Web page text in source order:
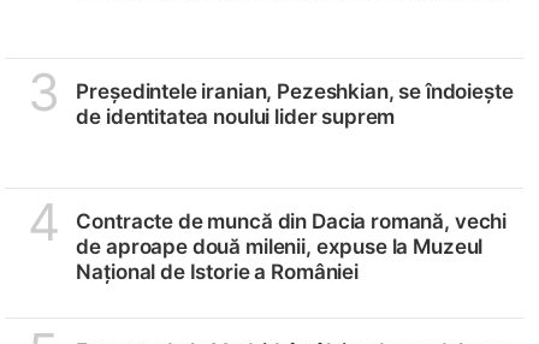
3
Președintele iranian, Pezeshkian, se îndoiește
de identitatea noului lider suprem
4
Contracte de muncă din Dacia romană, vechi
de aproape două milenii, expuse la Muzeul
Național de Istorie a României